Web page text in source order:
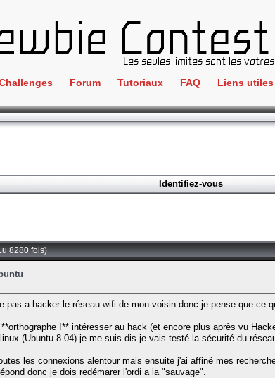
Crackme
ClientSide
Forensics
Programmation
Stéganographie
Wargame
Forum Tutoriaux FAQ Liens utiles
IRC
Newbie
Goodies
Identifiez-vous
8280 fois)
a hacker le réseau wifi de mon voisin donc je pense que ce
!** intéresser au hack (et encore plus après vu
(Ubuntu 8.04) je me suis dis je vais testé la sécurité du
les connexions alentour mais ensuite j'ai affiné mes
donc je dois redémarer l'ordi a la "sauvage".